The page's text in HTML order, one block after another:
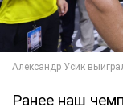
Ранее наш